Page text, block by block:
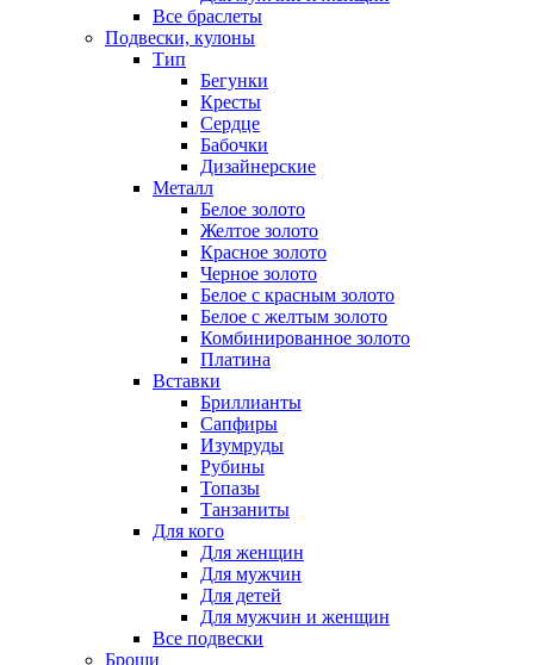
Все браслеты
Подвески, кулоны
Тип
Бегунки
Кресты
Сердце
Бабочки
Дизайнерские
Металл
Белое золото
Желтое золото
Красное золото
Черное золото
Белое с красным золото
Белое с желтым золото
Комбинированное золото
Платина
Вставки
Бриллианты
Сапфиры
Изумруды
Рубины
Топазы
Танзаниты
Для кого
Для женщин
Для мужчин
Для детей
Для мужчин и женщин
Все подвески
Броши